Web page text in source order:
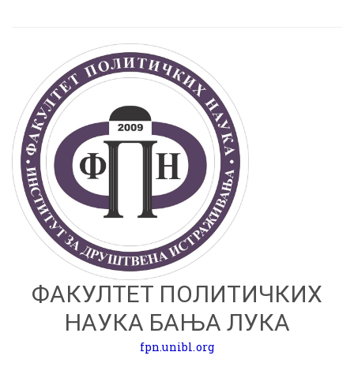
ФАКУЛТЕТ ПОЛИТИЧКИХ
НАУКА БАЊА ЛУКА
fpn.unibl.org